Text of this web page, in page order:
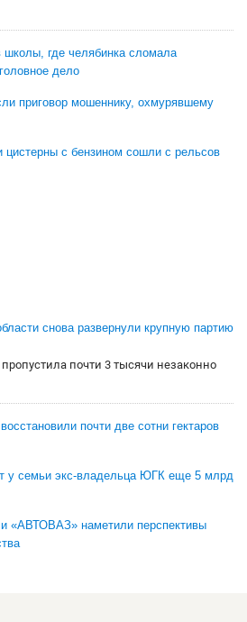
школы, где челябинка сломала
дело
приговор мошеннику, охмурявшему
цистерны с бензином сошли с рельсов
снова развернули крупную партию
почти 3 тысячи незаконно
почти две сотни гектаров
у семьи экс-владельца ЮГК еще 5 млрд
«АВТОВАЗ» наметили перспективы